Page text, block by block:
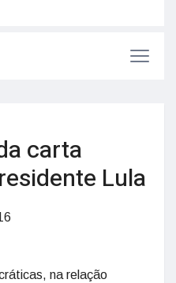
carta
Lula
na relação